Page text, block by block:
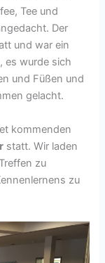
Tee und
Der
und war ein
es wurde sich
und Füßen und
gelacht.
kommenden
statt. Wir laden
zu
zu